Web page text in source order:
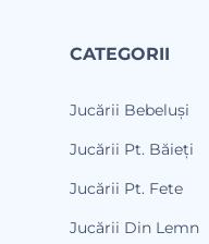
CATEGORII
Jucării Bebeluși
Jucării Pt. Băieți
Jucării Pt. Fete
Jucării Din Lemn